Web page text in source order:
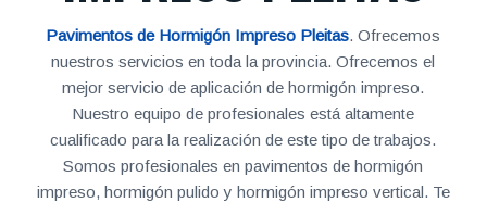
Pavimentos de Hormigón Impreso Pleitas. Ofrecemos
nuestros servicios en toda la provincia. Ofrecemos el
mejor servicio de aplicación de hormigón impreso.
Nuestro equipo de profesionales está altamente
cualificado para la realización de este tipo de trabajos.
Somos profesionales en pavimentos de hormigón
impreso, hormigón pulido y hormigón impreso vertical. Te